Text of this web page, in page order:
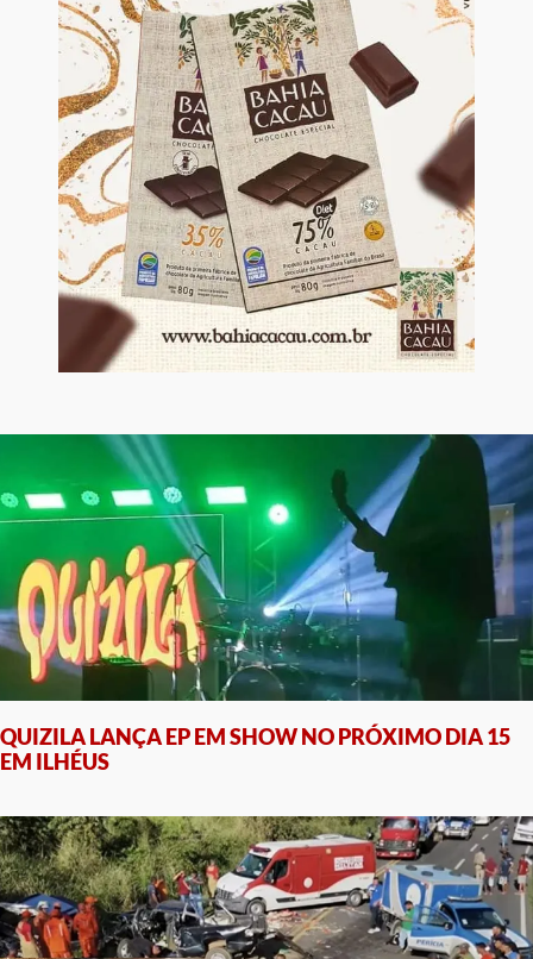
QUIZILA LANÇA EP EM SHOW NO PRÓXIMO DIA 15
EM ILHÉUS